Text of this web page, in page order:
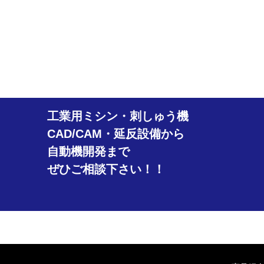
工業用ミシン・刺しゅう機
CAD/CAM・延反設備から
自動機開発まで
ぜひご相談下さい！！